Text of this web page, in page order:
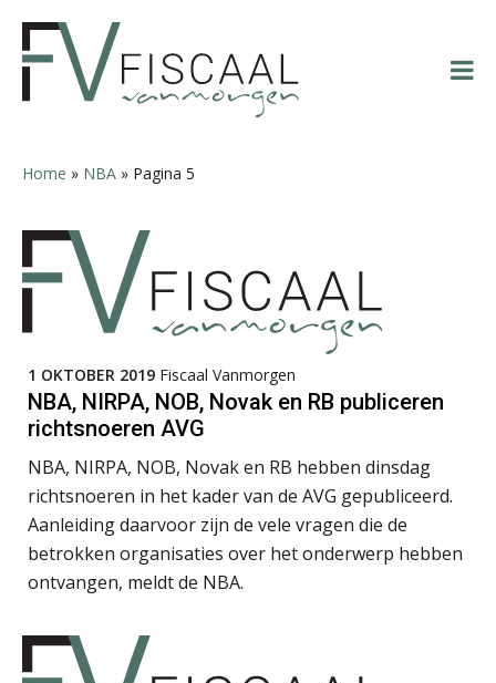
hoofdnavigatie
hoofd
eerste
voettekst
Home » NBA » Pagina 5
1 OKTOBER 2019 Fiscaal Vanmorgen
NBA, NIRPA, NOB, Novak en RB publiceren
richtsnoeren AVG
NBA, NIRPA, NOB, Novak en RB hebben dinsdag
richtsnoeren in het kader van de AVG gepubliceerd.
Aanleiding daarvoor zijn de vele vragen die de
betrokken organisaties over het onderwerp hebben
ontvangen, meldt de NBA.
Bob van Leeuwen
Audrey Brunings